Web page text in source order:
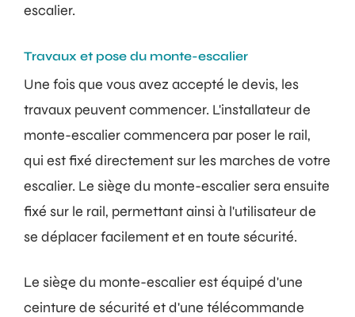
escalier.
Travaux et pose du monte-escalier
Une fois que vous avez accepté le devis, les
travaux peuvent commencer. L'installateur de
monte-escalier commencera par poser le rail,
qui est fixé directement sur les marches de votre
escalier. Le siège du monte-escalier sera ensuite
fixé sur le rail, permettant ainsi à l'utilisateur de
se déplacer facilement et en toute sécurité.
Le siège du monte-escalier est équipé d'une
ceinture de sécurité et d'une télécommande